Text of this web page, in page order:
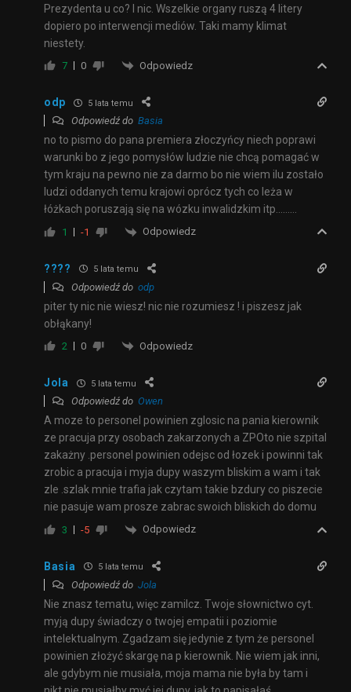
Prezydenta u co? I nic. Wszelkie organy ruszą 4 litery
dopiero po interwencji mediów. Taki mamy klimat
niestety.
7 0 Odpowiedz
odp 5 lata temu
Odpowiedź do Basia
no to pismo do pana premiera złoczyńcy niech poprawi
warunki bo z jego pomysłów ludzie nie chcą pomagać w
tym kraju na pewno nie za darmo bo nie wiem ilu zostało
ludzi oddanych temu krajowi oprócz tych co leża w
łóżkach poruszają się na wózku inwalidzkim itp………
1 -1 Odpowiedz
???? 5 lata temu
Odpowiedź do odp
piter ty nic nie wiesz! nic nie rozumiesz ! i piszesz jak
obłąkany!
2 0 Odpowiedz
Jola 5 lata temu
Odpowiedź do Owen
A moze to personel powinien zglosic na pania kierownik
ze pracuja przy osobach zakarzonych a ZPOto nie szpital
zakażny .personel powinien odejsc od łozek i powinni tak
zrobic a pracuja i myja dupy waszym bliskim a wam i tak
zle .szlak mnie trafia jak czytam takie bzdury co piszecie
nie pasuje wam prosze zabrac swoich bliskich do domu
3 -5 Odpowiedz
Basia 5 lata temu
Odpowiedź do Jola
Nie znasz tematu, więc zamilcz. Twoje słownictwo cyt.
myją dupy świadczy o twojej empatii i poziomie
intelektualnym. Zgadzam się jedynie z tym że personel
powinien złożyć skargę na p kierownik. Nie wiem jak inni,
ale gdybym nie musiała, moja mama nie była by tam i